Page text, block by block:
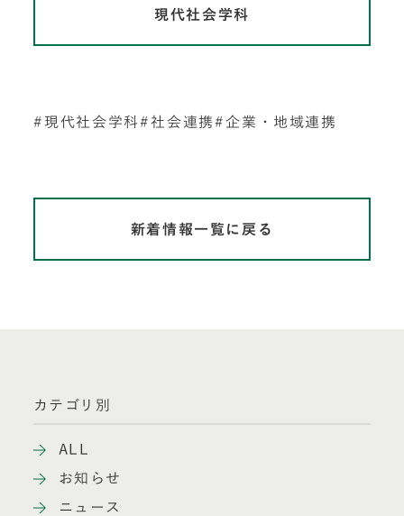
現代社会学科
現代社会学科 社会連携 企業・地域連携
新着情報一覧に戻る
カテゴリ別
ALL
お知らせ
ニュース